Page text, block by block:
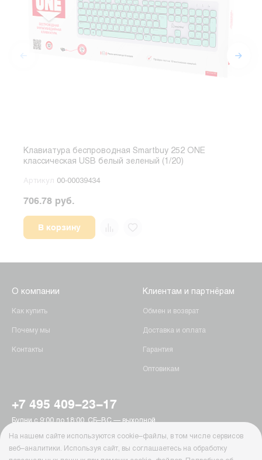
Клавиатура беспроводная Smartbuy 252 ONE
классическая USB белый зеленый (1/20)
Артикул 00-00039434
706.78 руб.
В корзину
О компании
Как купить
Почему мы
Контакты
Клиентам и партнёрам
Обмен и возврат
Доставка и оплата
Гарантия
Оптовикам
+7 495 409-23-17
Будни с 9:00 до 18:00, СБ–ВС — выходной
г. Москва, Пятницкое шоссе, 15
info@ab-batteries.ru
На нашем сайте используются cookie–файлы, в том числе сервисов
веб–аналитики. Используя сайт, вы соглашаетесь на обработку